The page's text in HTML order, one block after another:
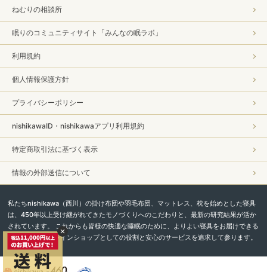
ねむりの相談所
眠りのコミュニティサイト「みんなの眠ラボ」
利用規約
個人情報保護方針
プライバシーポリシー
nishikawaID・nishikawaアプリ利用規約
特定商取引法に基づく表示
情報の外部送信について
私たちnishikawa（西川）の掛け布団や羽毛布団、マットレス、枕を始めとした寝具
は、450年以上受け継がれてきたモノづくりへのこだわりと、最新の研究結果が活か
されています。 これからも皆様の快適な睡眠のために、よりよい寝具をお届けできる
よう、直営オンラインショップとしての役割と安心のサービスを追求して参ります。